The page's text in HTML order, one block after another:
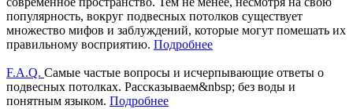
популярность, вокруг подвесных потолков существует
множество мифов и заблуждений, которые могут помешать их
правильному восприятию. Подробнее
F.A.Q. Самые частые вопросы и исчерпывающие ответы о
подвесных потолках. Рассказываем&nbsp; без воды и
понятным языком. Подробнее